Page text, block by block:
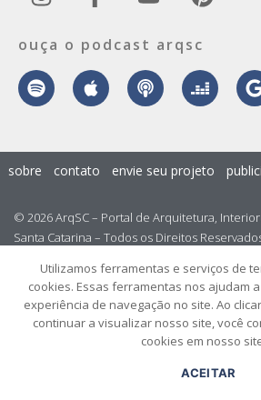
ouça o podcast arqsc
© 2026 ArqSC – Portal de Arquitetura,
Santa Catarina – Todos os Direitos
sobre contato envie seu projeto
Utilizamos ferramentas e serviços de
cookies. Essas ferramentas nos ajudam
experiência de navegação no site. Ao
continuar a visualizar nosso site, você
cookies em nosso
ACEITAR